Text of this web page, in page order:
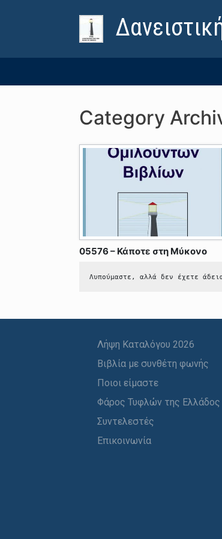
Category
05576 – Κάποτε στη Μύκονο
Λυπούμαστε, αλλά δεν έχετε
Λήψη Καταλόγου 2026
Βιβλία με συνθέτη φωνής
Ποιοι είμαστε
Φάρος Τυφλών της Ελλάδος
Συντελεστές
Επικοινωνία